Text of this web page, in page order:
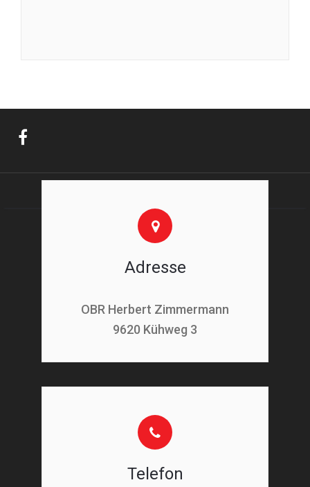
Adresse
OBR Herbert Zimmermann
9620 Kühweg 3
Telefon